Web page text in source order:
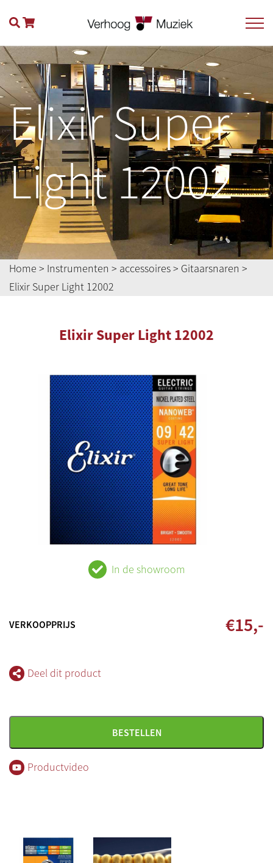
Elixir Super
Light 12002
Home > Instrumenten > accessoires> Gitaarsnaren >
Elixir Super Light 12002
Elixir Super Light 12002
In de showroom
VERKOOPPRIJS €15,-
Deel dit product
BESTELLEN
Productvideo